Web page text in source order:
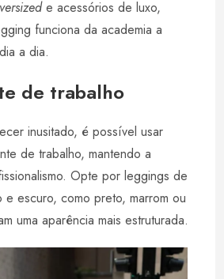
e acessórios de luxo,
funciona da academia a
a dia.
de trabalho
inusitado, é possível usar
de trabalho, mantendo a
Opte por leggings de
e escuro, como preto, marrom ou
uma aparência mais estruturada.